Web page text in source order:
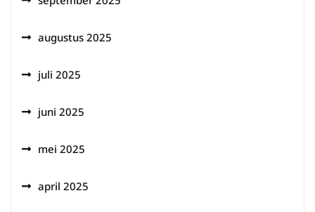
augustus 2025
juli 2025
juni 2025
mei 2025
april 2025